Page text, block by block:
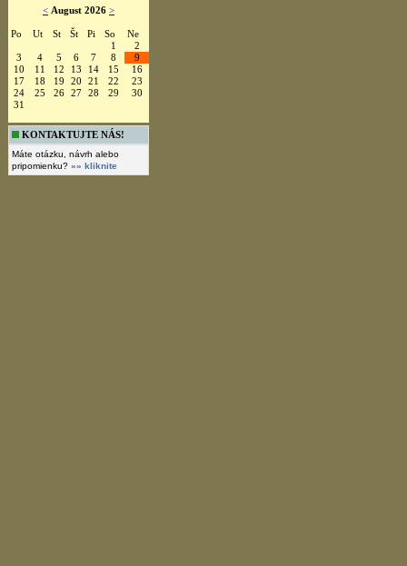
< August 2026 >
Po Ut St Št Pi So
Ne
1
2
3
4 5 6 7 8
9
10
11 12 13 14 15
16
17
18 19 20 21 22
23
24
25 26 27 28 29
30
31
KONTAKTUJTE NÁS!
Máte otázku, návrh alebo
pripomienku? »» kliknite